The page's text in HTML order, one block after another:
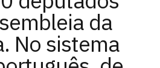
da
No sistema